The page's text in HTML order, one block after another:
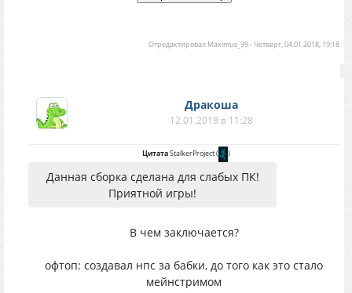
Отредактировал Maximus_99-Четверг, 04.01.2018, 19:18
Дракоша
12.01.2018 в 11:28
ЦитатаStalkerProject( )
Данная сборка сделана для слабых ПК!
Приятной игры!
В чем заключается?
офтоп: создавал нпс за бабки, до того как это стало
мейнстримом